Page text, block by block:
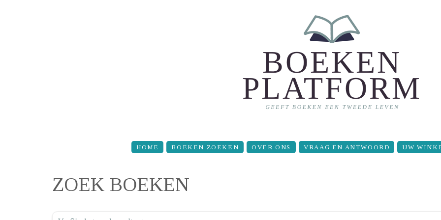
HOME BOEKEN ZOEKEN OVER ONS VRAAG EN ANTWOORD UW
ZOEK BOEKEN